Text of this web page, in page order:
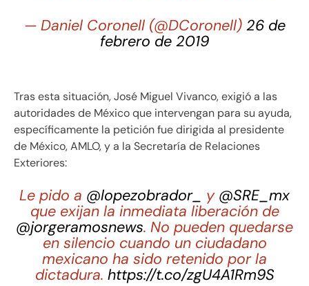
— Daniel Coronell (@DCoronell) 26 de
febrero de 2019
Tras esta situación, José Miguel Vivanco, exigió a las
autoridades de México que intervengan para su ayuda,
específicamente la petición fue dirigida al presidente
de México, AMLO, y a la Secretaría de Relaciones
Exteriores:
Le pido a @lopezobrador_ y @SRE_mx
que exijan la inmediata liberación de
@jorgeramosnews. No pueden quedarse
en silencio cuando un ciudadano
mexicano ha sido retenido por la
dictadura. https://t.co/zgU4A1Rm9S